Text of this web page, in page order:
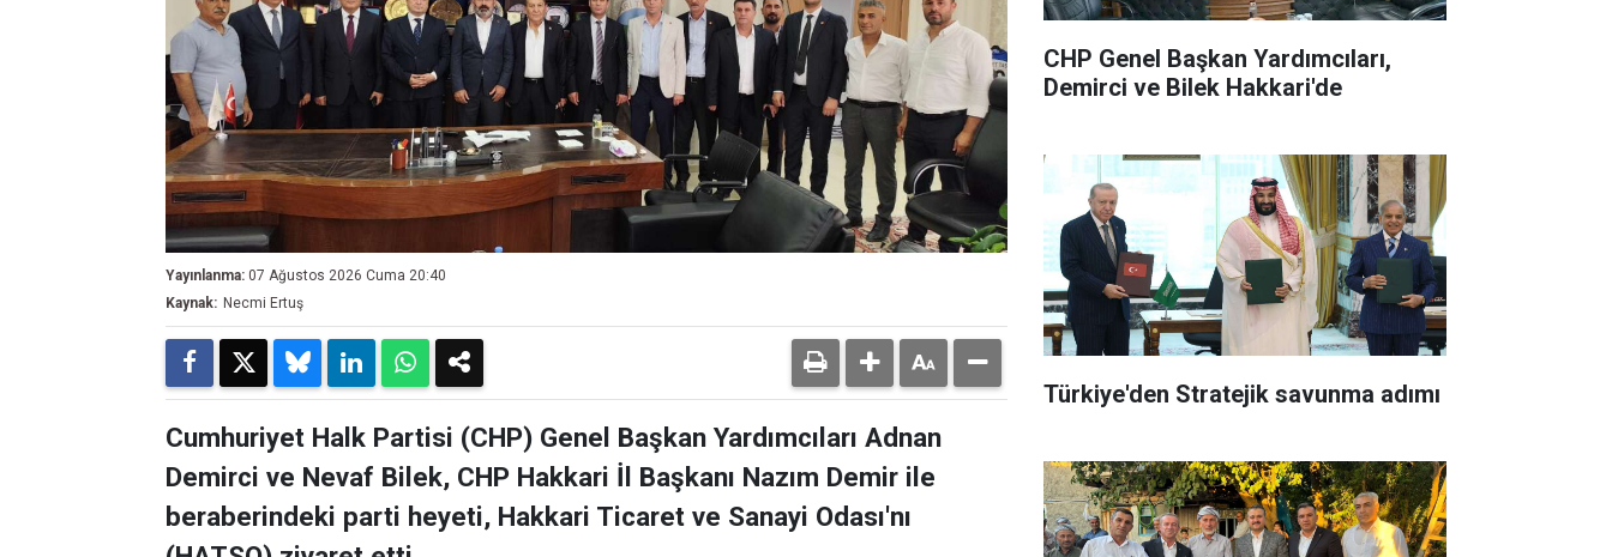
Yayınlanma: 07 Ağustos 2026 Cuma 20:40
Kaynak: Necmi Ertuş
Cumhuriyet Halk Partisi (CHP) Genel Başkan Yardımcıları Adnan
Demirci ve Nevaf Bilek, CHP Hakkari İl Başkanı Nazım Demir ile
beraberindeki parti heyeti, Hakkari Ticaret ve Sanayi Odası'nı
CHP Genel Başkan Yardımcıları,
Demirci ve Bilek Hakkari'de
Türkiye'den Stratejik savunma adımı